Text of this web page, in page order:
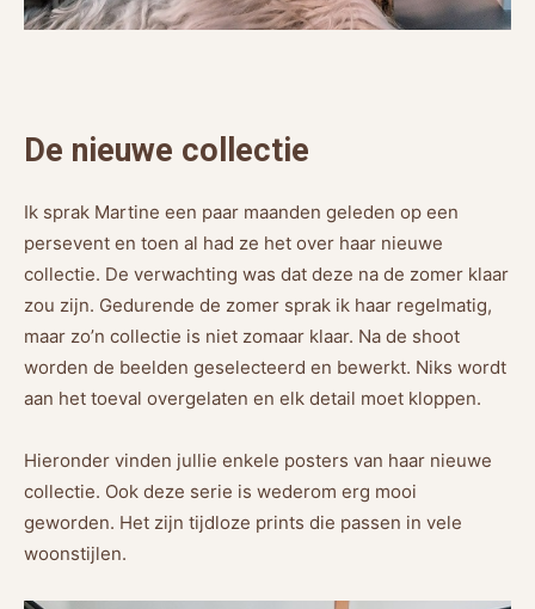
De nieuwe collectie
Ik sprak Martine een paar maanden geleden op een
persevent en toen al had ze het over haar nieuwe
collectie. De verwachting was dat deze na de zomer klaar
zou zijn. Gedurende de zomer sprak ik haar regelmatig,
maar zo’n collectie is niet zomaar klaar. Na de shoot
worden de beelden geselecteerd en bewerkt. Niks wordt
aan het toeval overgelaten en elk detail moet kloppen.
Hieronder vinden jullie enkele posters van haar nieuwe
collectie. Ook deze serie is wederom erg mooi
geworden. Het zijn tijdloze prints die passen in vele
woonstijlen.